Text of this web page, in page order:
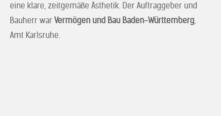
eine klare, zeitgemäße Ästhetik. Der Auftraggeber und
Bauherr war Vermögen und Bau Baden-Württemberg,
Amt Karlsruhe.